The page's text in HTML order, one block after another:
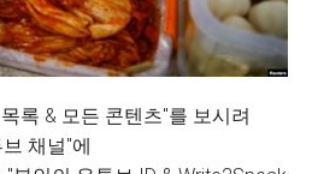
록 & 모든 콘텐츠"를 보시려
채널"에